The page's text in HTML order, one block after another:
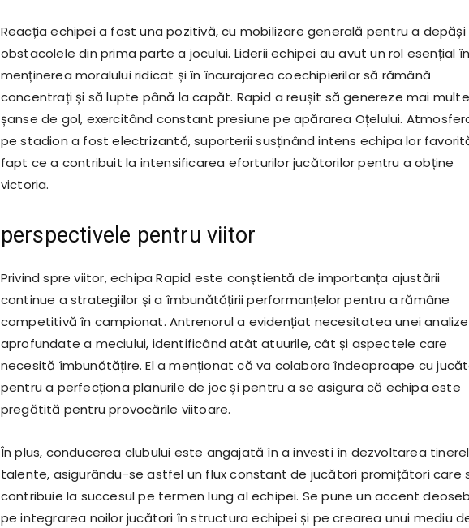
Reacția echipei a fost una pozitivă, cu mobilizare generală pentru a depăși
obstacolele din prima parte a jocului. Liderii echipei au avut un rol esențial în
menținerea moralului ridicat și în încurajarea coechipierilor să rămână
concentrați și să lupte până la capăt. Rapid a reușit să genereze mai multe
șanse de gol, exercitând constant presiune pe apărarea Oțelului.
pe stadion a fost electrizantă, suporterii susținând intens echipa lor
fapt ce a contribuit la intensificarea eforturilor jucătorilor pentru a obține
victoria.
perspectivele pentru viitor
Privind spre viitor, echipa Rapid este conștientă de importanța ajustării
continue a strategiilor și a îmbunătățirii performanțelor pentru a rămâne
competitivă în campionat. Antrenorul a evidențiat necesitatea unei analize
aprofundate a meciului, identificând atât atuurile, cât și aspectele care
necesită îmbunătățire. El a menționat că va colabora îndeaproape cu
pentru a perfecționa planurile de joc și pentru a se asigura că echipa este
pregătită pentru provocările viitoare.
În plus, conducerea clubului este angajată în a investi în dezvoltarea
talente, asigurându-se astfel un flux constant de jucători promițători care
contribuie la succesul pe termen lung al echipei. Se pune un accent
pe integrarea noilor jucători în structura echipei și pe crearea unui mediu